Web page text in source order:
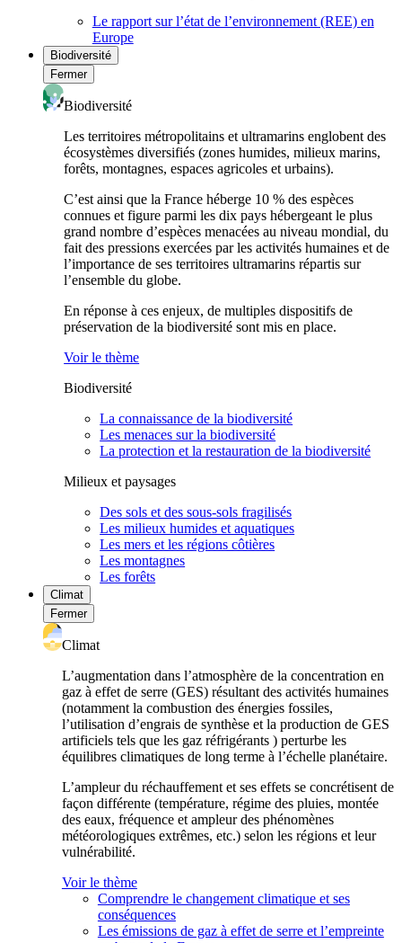
Le rapport sur l’état de l’environnement (REE) en
Europe
Biodiversité
Fermer
Biodiversité
Les territoires métropolitains et ultramarins englobent des
écosystèmes diversifiés (zones humides, milieux marins,
forêts, montagnes, espaces agricoles et urbains).
C’est ainsi que la France héberge 10 % des espèces
connues et figure parmi les dix pays hébergeant le plus
grand nombre d’espèces menacées au niveau mondial, du
fait des pressions exercées par les activités humaines et de
l’importance de ses territoires ultramarins répartis sur
l’ensemble du globe.
En réponse à ces enjeux, de multiples dispositifs de
préservation de la biodiversité sont mis en place.
Voir le thème
Biodiversité
La connaissance de la biodiversité
Les menaces sur la biodiversité
La protection et la restauration de la biodiversité
Milieux et paysages
Des sols et des sous-sols fragilisés
Les milieux humides et aquatiques
Les mers et les régions côtières
Les montagnes
Les forêts
Climat
Fermer
Climat
L’augmentation dans l’atmosphère de la concentration en
gaz à effet de serre (GES) résultant des activités humaines
(notamment la combustion des énergies fossiles,
l’utilisation d’engrais de synthèse et la production de GES
artificiels tels que les gaz réfrigérants ) perturbe les
équilibres climatiques de long terme à l’échelle planétaire.
L’ampleur du réchauffement et ses effets se concrétisent de
façon différente (température, régime des pluies, montée
des eaux, fréquence et ampleur des phénomènes
météorologiques extrêmes, etc.) selon les régions et leur
vulnérabilité.
Voir le thème
Comprendre le changement climatique et ses
conséquences
Les émissions de gaz à effet de serre et l’empreinte